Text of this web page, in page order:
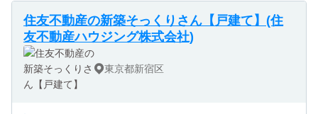
住友不動産の新築そっくりさん【戸建て】(住
友不動産ハウジング株式会社)
東京都新宿区